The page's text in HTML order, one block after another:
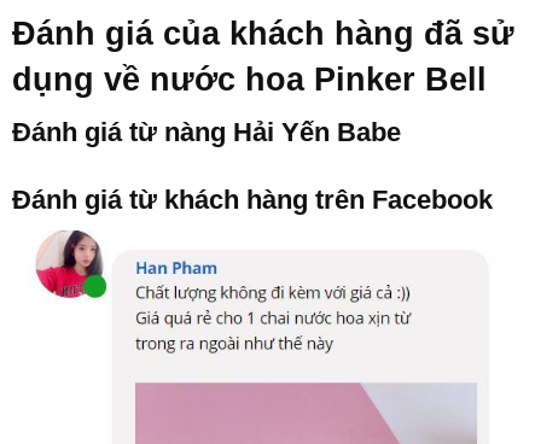
Đánh giá của khách hàng đã sử
dụng về nước hoa Pinker Bell
Đánh giá từ nàng Hải Yến Babe
Đánh giá từ khách hàng trên Facebook